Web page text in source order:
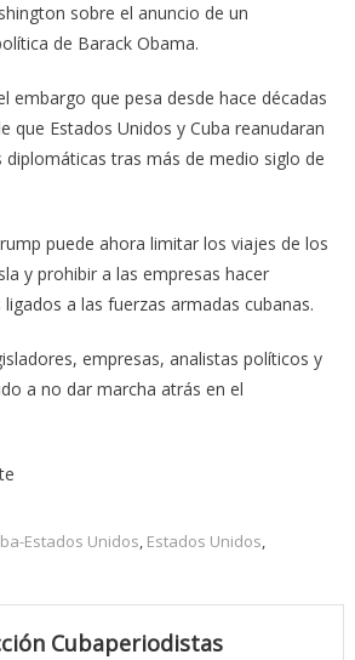
sobre el anuncio de un
de Barack Obama.
embargo que pesa desde hace décadas
que Estados Unidos y Cuba reanudaran
diplomáticas tras más de medio siglo de
puede ahora limitar los viajes de los
y prohibir a las empresas hacer
a las fuerzas armadas cubanas.
empresas, analistas políticos y
a no dar marcha atrás en el
Estados Unidos, Estados Unidos,
Cubaperiodistas